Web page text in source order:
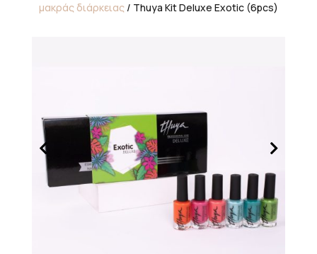
μακράς διάρκειας/ Thuya Kit Deluxe Exotic (6pcs)